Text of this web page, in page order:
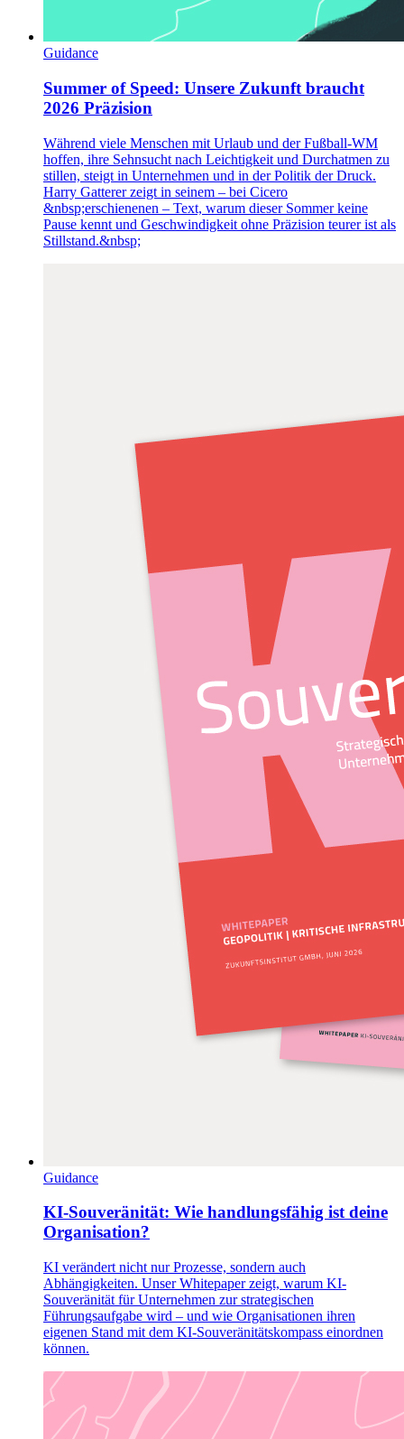
Guidance
Summer of Speed: Unsere Zukunft braucht
2026 Präzision
Während viele Menschen mit Urlaub und der Fußball-WM
hoffen, ihre Sehnsucht nach Leichtigkeit und Durchatmen zu
stillen, steigt in Unternehmen und in der Politik der Druck.
Harry Gatterer zeigt in seinem – bei Cicero
&nbsp;erschienenen – Text, warum dieser Sommer keine
Pause kennt und Geschwindigkeit ohne Präzision teurer ist als
Stillstand.&nbsp;
Guidance
KI-Souveränität: Wie handlungsfähig ist deine
Organisation?
KI verändert nicht nur Prozesse, sondern auch
Abhängigkeiten. Unser Whitepaper zeigt, warum KI-
Souveränität für Unternehmen zur strategischen
Führungsaufgabe wird – und wie Organisationen ihren
eigenen Stand mit dem KI-Souveränitätskompass einordnen
können.